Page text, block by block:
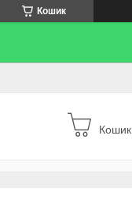
Кошик
Кошик